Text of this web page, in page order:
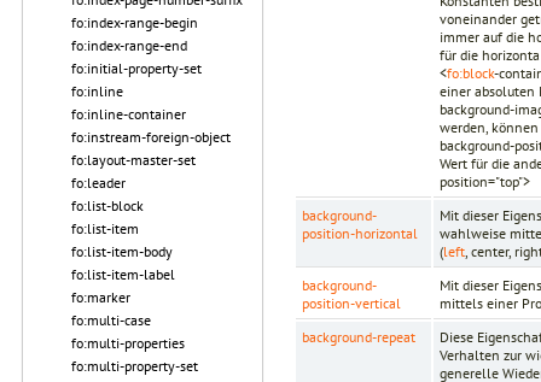
fo:index-range-begin
fo:index-range-end
fo:initial-property-set
fo:inline
fo:inline-container
fo:instream-foreign-object
fo:layout-master-set
fo:leader
fo:list-block
fo:list-item
fo:list-item-body
fo:list-item-label
fo:marker
fo:multi-case
fo:multi-properties
fo:multi-property-set
voneinander
immer auf die
für die
<fo:block-
einer absoluten
background-
werden,
background-
Wert für die
position="top">
background-
position-horizontal
Mit dieser
wahlweise
(left , center,
background-
position-vertical
Mit dieser
mittels einer
background-repeat
Diese
Verhalten zur
generelle